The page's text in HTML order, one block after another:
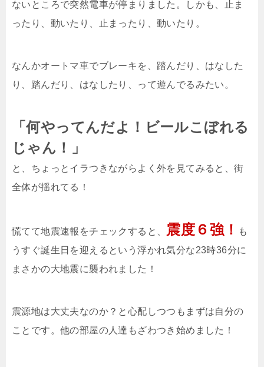
ないところで突然電車が停まりました。しかも、止ま
ったり、動いたり、止まったり、動いたり。
なんかオートマ車でブレーキを、踏んだり、はなした
り、踏んだり、はなしたり、って遊んでるみたい。
「何やってんだよ！ビールこぼれる
じゃん！」
と、ちょっとイラつきながらよく外を見てみると、街
全体が揺れてる！
慌てて地震速報をチェックすると、 震度６強！
も
うすぐ誕生日を迎えるという浮かれ気分な23時36分に
まさかの大地震に襲われました！
震源地は大丈夫なのか？と心配しつつもまずは自分の
ことです。他の部屋の人達もざわつき始めました！